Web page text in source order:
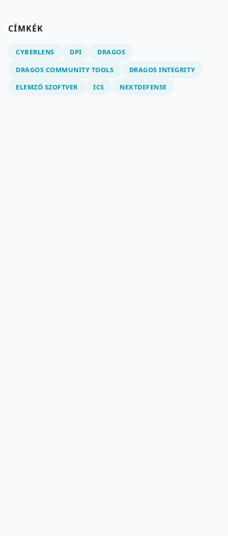
CÍMKÉK
CYBERLENS DPI
DRAGOS
DRAGOS COMMUNITY TOOLS
DRAGOS INTEGRITY
ELEMZŐ SZOFTVER
ICS NEXTDEFENSE